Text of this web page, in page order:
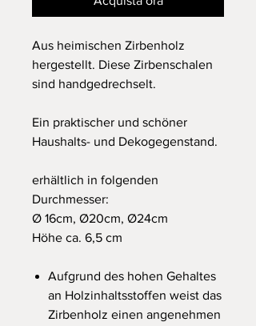
Aus heimischen Zirbenholz
hergestellt. Diese Zirbenschalen
sind handgedrechselt.
Ein praktischer und schöner
Haushalts- und Dekogegenstand.
erhältlich in folgenden
Durchmesser:
Ø 16cm, Ø20cm, Ø24cm
Höhe ca. 6,5 cm
Aufgrund des hohen Gehaltes
an Holzinhaltsstoffen weist das
Zirbenholz einen angenehmen